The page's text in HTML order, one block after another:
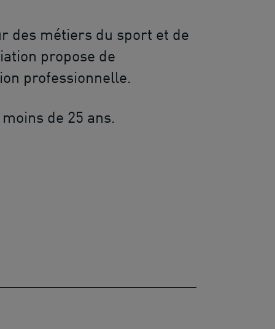
des métiers du sport et de
propose de
professionnelle.
de 25 ans.